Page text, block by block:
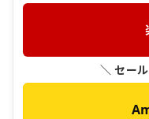
＼ セー